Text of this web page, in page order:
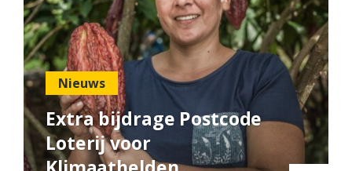
Nieuws
Extra bijdrage Postcode
Loterij voor